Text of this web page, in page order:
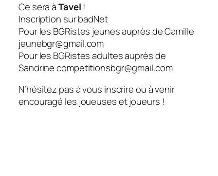
Ce sera àTavel !
Inscription sur badNet
Pour les BGRistes jeunes auprès de Camille
jeunebgr@gmail.com
Pour les BGRistes adultes auprès de
Sandrine competitionsbgr@gmail.com
N’hésitez pas à vous inscrire ou à venir
encouragé les joueuses et joueurs !